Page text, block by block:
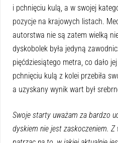
i pchnięciu kulą, a w swojej
pozycje na krajowych listach.
autorstwa nie są zatem wielką
dyskobolek była jedyną
pięćdziesiątego metra, co dało
pchnięciu kulą z kolei przebiła
a uzyskany wynik wart był
Swoje starty uważam za bardzo
dyskiem nie jest zaskoczeniem.